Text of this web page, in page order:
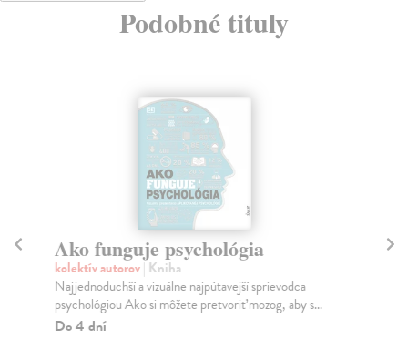
Podobné tituly
Ako funguje psychológia
kolektív autorov| Kniha
Najjednoduchší a vizuálne najpútavejší sprievodca
psychológiou Ako si môžete pretvoriť mozog, aby s...
Do 4 dní